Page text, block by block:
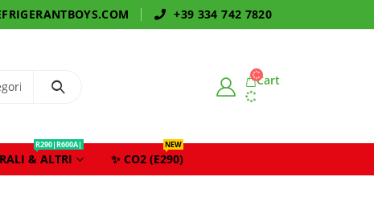
+39 334 742 7820
Cart
& ALTRI
R290|R600A|
✨ CO2 (E290)
NEW